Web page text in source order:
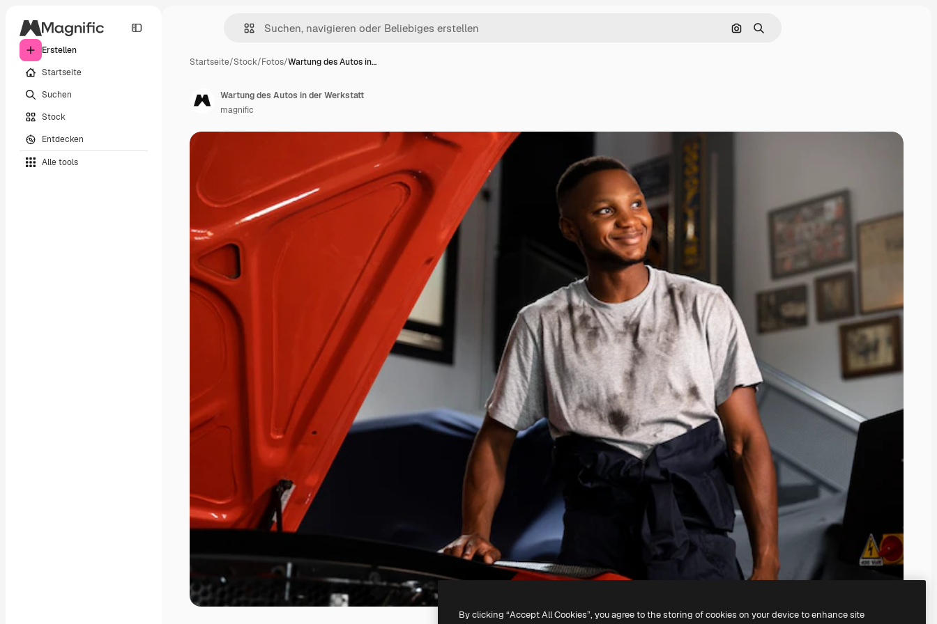
Erstellen
Startseite
Suchen
Stock
Entdecken
Alle tools
Nach Bild suchen
Suchen
Startseite/Stock/Fotos/Wartung des Autos in…
Wartung des Autos in der Werkstatt
magnific
By clicking “Accept All Cookies”, you agree to the storing of cookies on your device to enhance site